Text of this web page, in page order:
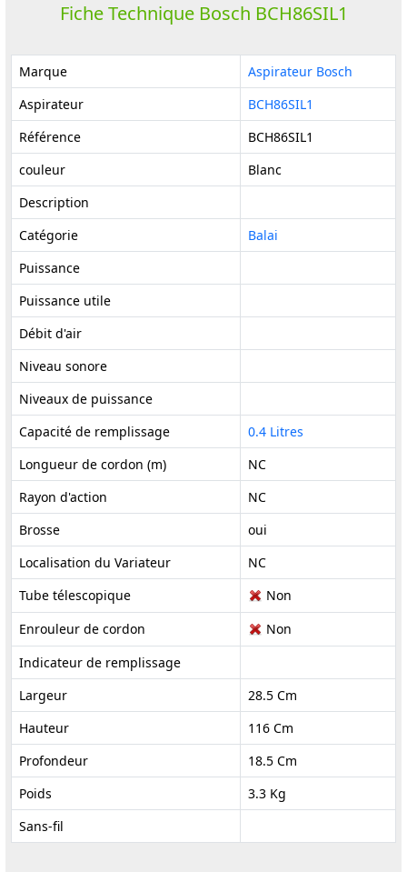
Fiche Technique Bosch BCH86SIL1
Marque
Aspirateur Bosch
Aspirateur
BCH86SIL1
Référence
BCH86SIL1
couleur
Blanc
Description
Catégorie
Balai
Puissance
Puissance utile
Débit d'air
Niveau sonore
Niveaux de puissance
Capacité de remplissage
0.4 Litres
Longueur de cordon (m)
NC
Rayon d'action
NC
Brosse
oui
Localisation du Variateur
NC
Tube télescopique
Non
Enrouleur de cordon
Non
Indicateur de remplissage
Largeur
28.5 Cm
Hauteur
116 Cm
Profondeur
18.5 Cm
Poids
3.3 Kg
Sans-fil